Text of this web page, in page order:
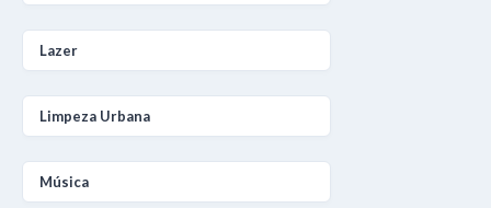
Lazer
Limpeza Urbana
Música